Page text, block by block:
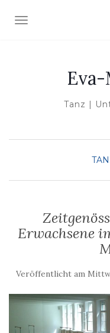
NAVIGATION
Tanz |
Erwachsene
Veröffentlicht am